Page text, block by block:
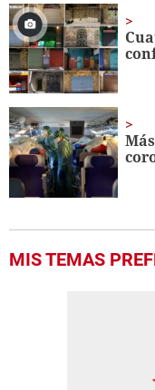
MIS TEMAS